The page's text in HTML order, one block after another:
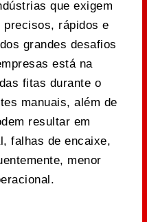
que exigem
precisos, rápidos e
grandes desafios
está na
fitas durante o
manuais, além de
resultar em
falhas de encaixe,
menor